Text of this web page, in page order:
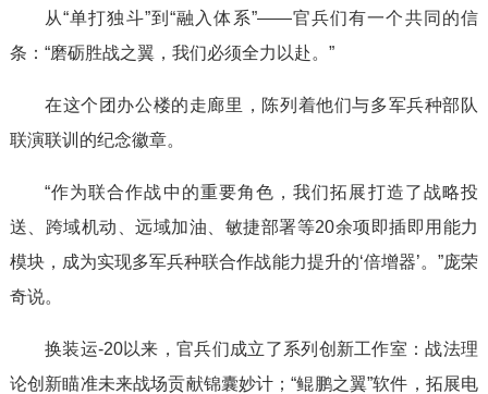
从“单打独斗”到“融入体系”——官兵们有一个共同的信
条：“磨砺胜战之翼，我们必须全力以赴。”
在这个团办公楼的走廊里，陈列着他们与多军兵种部队
联演联训的纪念徽章。
“作为联合作战中的重要角色，我们拓展打造了战略投
送、跨域机动、远域加油、敏捷部署等20余项即插即用能力
模块，成为实现多军兵种联合作战能力提升的‘倍增器’。”庞荣
奇说。
换装运-20以来，官兵们成立了系列创新工作室：战法理
论创新瞄准未来战场贡献锦囊妙计；“鲲鹏之翼”软件，拓展电